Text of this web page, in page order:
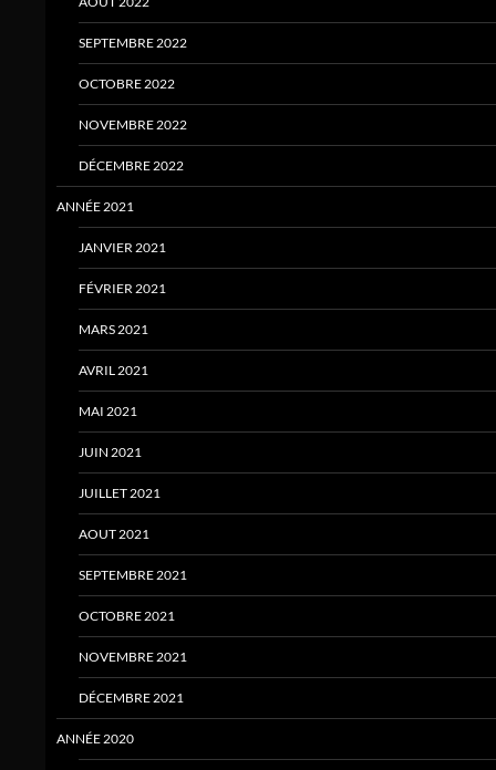
SEPTEMBRE 2022
OCTOBRE 2022
NOVEMBRE 2022
DÉCEMBRE 2022
ANNÉE 2021
JANVIER 2021
FÉVRIER 2021
MARS 2021
AVRIL 2021
MAI 2021
JUIN 2021
JUILLET 2021
AOUT 2021
SEPTEMBRE 2021
OCTOBRE 2021
NOVEMBRE 2021
DÉCEMBRE 2021
ANNÉE 2020